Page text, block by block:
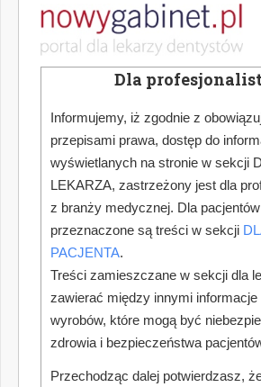
Nie każde niepowodzenie leczenia
że lekarz naruszył zasady wykonywania
wybór innej metody leczenia niż
nie przesądza o odpowiedzialności
Autorki: Karolina Podsiadły-Gęsikowska;
Powierża
Przegląd doniesień
Najważniejsze wątki najciekawszych
medycznych z zakresu stomatologii.
Autor: Hanna Puźyńska
Jak dokonać optymalnego
do pracy w powiększeniu
Współczesna stomatologia nieustannie
Dla
Informujemy, iż zgodnie z
przepisami prawa, dostęp do
wyświetlanych na stronie w sekcji
LEKARZA, zastrzeżony jest dla
z branży medycznej. Dla pacjentów
przeznaczone są treści w sekcji
PACJENTA.
Treści zamieszczane w sekcji dla
zawierać między innymi informacje
wyrobów, które mogą być
zdrowia i bezpieczeństwa
Przechodząc dalej potwierdzasz,